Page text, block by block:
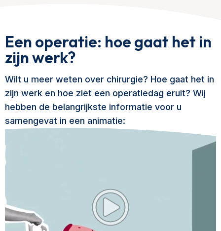
Een operatie: hoe gaat het in
zijn werk?
Wilt u meer weten over chirurgie? Hoe gaat het in
zijn werk en hoe ziet een operatiedag eruit? Wij
hebben de belangrijkste informatie voor u
samengevat in een animatie: